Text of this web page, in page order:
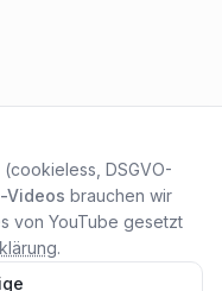
(cookieless, DSGVO-
Videos brauchen wir
von YouTube gesetzt
.